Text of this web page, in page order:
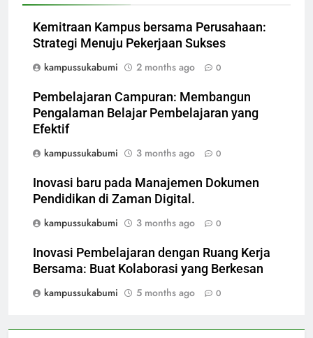
Kemitraan Kampus bersama Perusahaan:
Strategi Menuju Pekerjaan Sukses
kampussukabumi
2 months ago 0
Pembelajaran Campuran: Membangun
Pengalaman Belajar Pembelajaran yang
Efektif
kampussukabumi
3 months ago 0
Inovasi baru pada Manajemen Dokumen
Pendidikan di Zaman Digital.
kampussukabumi
3 months ago 0
Inovasi Pembelajaran dengan Ruang Kerja
Bersama: Buat Kolaborasi yang Berkesan
kampussukabumi
5 months ago 0